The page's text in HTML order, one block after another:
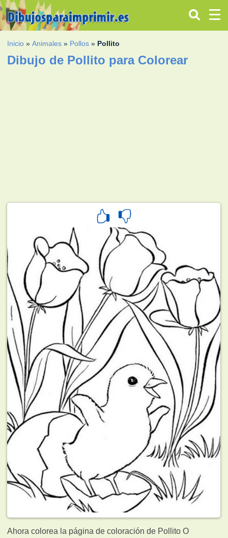
Inicio »Animales » Pollos » Pollito
Dibujo de Pollito para Colorear
Ahora colorea la página de coloración de Pollito O